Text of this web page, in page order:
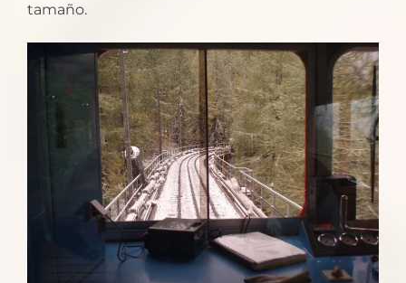
tamaño.